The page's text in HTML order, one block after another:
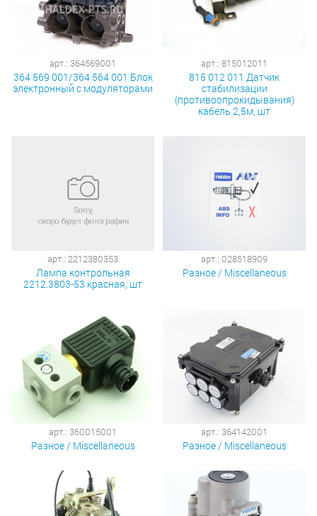
арт.: 364569001
364 569 001/364 564 001 Блок
электронный с модуляторами
арт.: 815012011
815 012 011 Датчик
стабилизации
(противоопрокидывания)
кабель 2,5м, шт
арт.: 2212380353
Лампа контрольная
2212.3803-53 красная, шт
арт.: 028518909
Разное / Miscellaneous
арт.: 360015001
Разное / Miscellaneous
арт.: 364142001
Разное / Miscellaneous